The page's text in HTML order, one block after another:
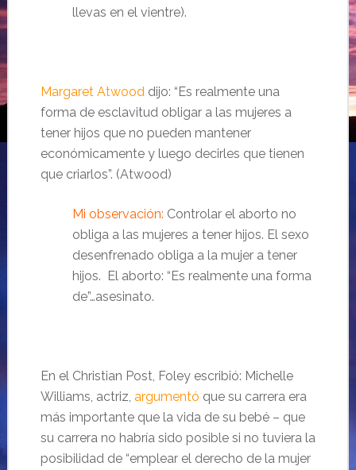
llevas en el vientre).
Margaret Atwooddijo: “Es realmente una
forma de esclavitud obligar a las mujeres a
tener hijos que no pueden mantener
económicamente y luego decirles que tienen
que criarlos”. (Atwood)
Mi observación: Controlar el aborto no
obliga a las mujeres a tener hijos. El sexo
desenfrenado obliga a la mujer a tener
hijos. El aborto: “Es realmente una forma
de”…asesinato.
En el Christian Post, Foley escribió: Michelle
Williams, actriz, argumentó que su carrera era
más importante que la vida de su bebé – que
su carrera no habría sido posible si no tuviera la
posibilidad de “emplear el derecho de la mujer